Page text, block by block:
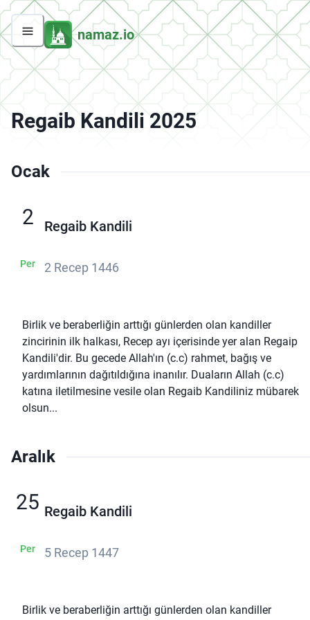
namaz.io
Regaib Kandili 2025
Ocak
2
Per
Regaib Kandili
2 Recep 1446
Birlik ve beraberliğin arttığı günlerden olan kandiller
zincirinin ilk halkası, Recep ayı içerisinde yer alan Regaip
Kandili'dir. Bu gecede Allah'ın (c.c) rahmet, bağış ve
yardımlarının dağıtıldığına inanılır. Duaların Allah (c.c)
katına iletilmesine vesile olan Regaib Kandiliniz mübarek
olsun...
Aralık
25
Per
Regaib Kandili
5 Recep 1447
Birlik ve beraberliğin arttığı günlerden olan kandiller